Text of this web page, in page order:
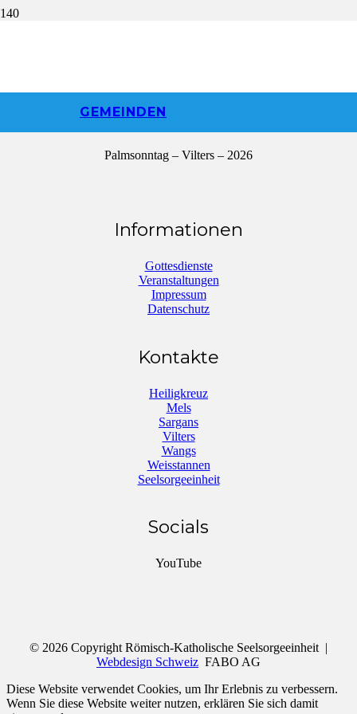
GEMEINDEN
Vilters | 2026
Palmsonntag – Vilters – 2026
Informationen
Gottesdienste
Veranstaltungen
Impressum
Datenschutz
Kontakte
Heiligkreuz
Mels
Sargans
Vilters
Wangs
Weisstannen
Seelsorgeeinheit
Socials
YouTube
© 2026 Copyright Römisch-Katholische Seelsorgeeinheit |
Webdesign Schweiz FABO AG
Diese Website verwendet Cookies, um Ihr Erlebnis zu verbessern.
Wenn Sie diese Website weiter nutzen, erklären Sie sich damit